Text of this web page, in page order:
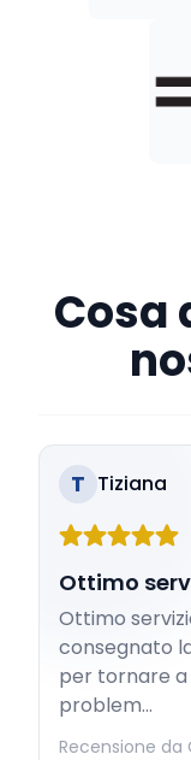
Cosa
T Tiziana
Ottimo
Ottimo
consegnato
per tornare a
problem...
Recensione da